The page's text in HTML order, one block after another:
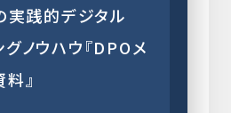
践的デジタル
ノウハウ『DPOメ
』